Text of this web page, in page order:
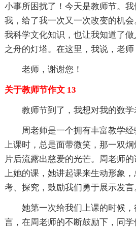
小事所困扰了！今天是教师节。
我，给了我一次又一次改变的机
我科学文化知识，也让我知道了
之舟的灯塔。在这里，我说，老
老师，谢谢您！
关于教师节作文 13
教师节到了，我想对我的数学
周老师是一个拥有丰富教学经
上课时，总是面带微笑，那一双
片后流露出慈爱的光芒。周老师
上她的课，她讲起课来生动形象
考、探究，鼓励我们勇于展示发言
她第一次给我们上课的时候，
言，在周老师的不断鼓励下，同学